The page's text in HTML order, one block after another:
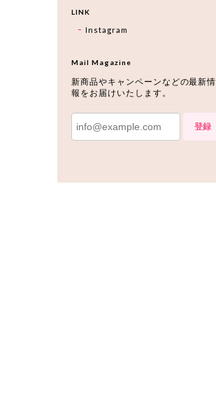
LINK
Instagram
Mail Magazine
新商品やキャンペーンなどの最新情
報をお届けいたします。
登録